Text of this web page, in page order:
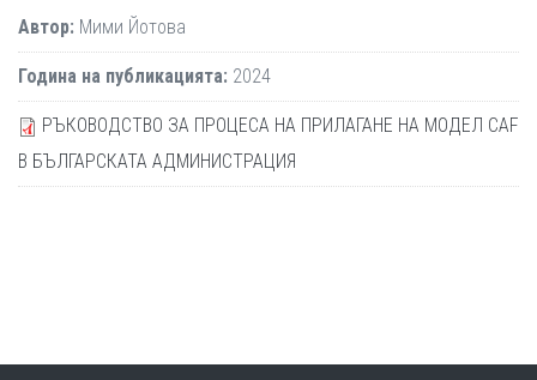
Автор: Мими Йотова
Година на публикацията: 2024
РЪКОВОДСТВО ЗА ПРОЦЕСА НА ПРИЛАГАНЕ НА МОДЕЛ CAF
В БЪЛГАРСКАТА АДМИНИСТРАЦИЯ